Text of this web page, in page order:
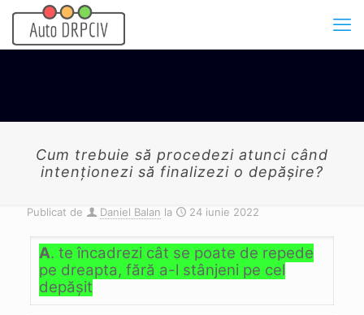
Cum trebuie să procedezi atunci când
intenţionezi să finalizezi o depăşire?
Publicat de Daniel Balan la 24 iunie 2022
A. te încadrezi cât se poate de repede
pe dreapta, fără a-l stânjeni pe cel
depăşit